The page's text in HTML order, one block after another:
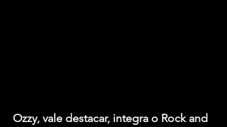
Ozzy, vale destacar, integra o Rock and